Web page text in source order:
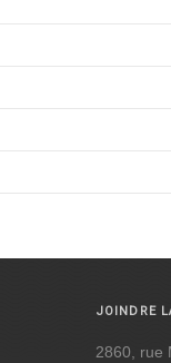
JOINDRE
2860, rue